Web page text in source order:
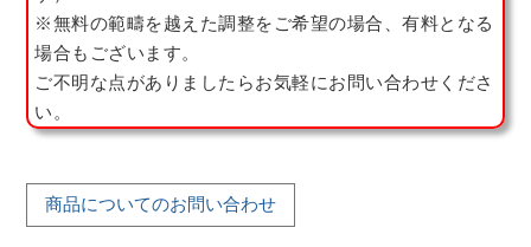
※無料の範疇を越えた調整をご希望の場合、有料となる
場合もございます。
ご不明な点がありましたらお気軽にお問い合わせくださ
い。
商品についてのお問い合わせ